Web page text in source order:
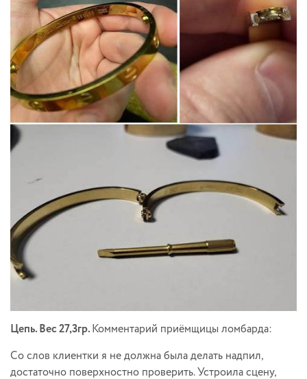
Цепь. Вес 27,3гр.Комментарий приёмщицы ломбарда:
Со слов клиентки я не должна была делать надпил,
достаточно поверхностно проверить. Устроила сцену,